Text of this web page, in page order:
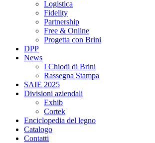
Logistica
Fidelity
Partnership
Free & Online
Progetta con Brini
DPP
News
I Chiodi di Brini
Rassegna Stampa
SAIE 2025
Divisioni aziendali
Exhib
Cortek
Enciclopedia del legno
Catalogo
Contatti